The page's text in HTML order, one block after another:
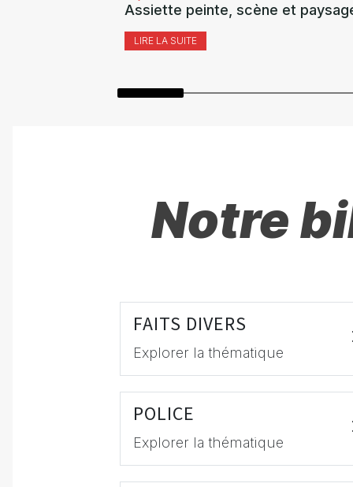
Assiette peinte, scène et
LIRE LA SUITE
Notre
FAITS DIVERS
Explorer la thématique
POLICE
Explorer la thématique